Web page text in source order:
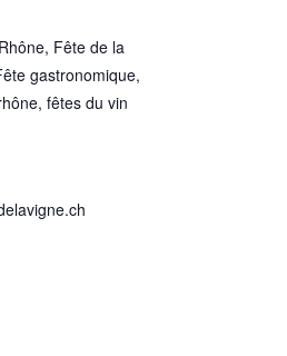
, Fête de la
gastronomique,
, fêtes du vin